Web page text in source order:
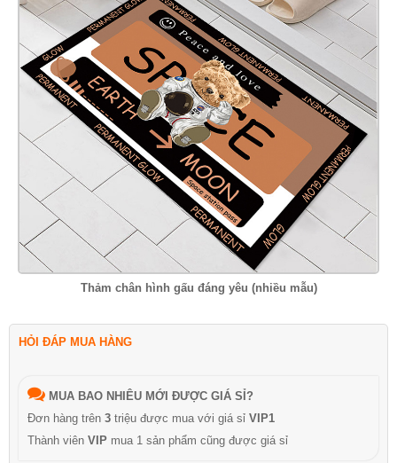
Thảm chân hình gấu đáng yêu (nhiều mẫu)
HỎI ĐÁP MUA HÀNG
MUA BAO NHIÊU MỚI ĐƯỢC GIÁ SỈ?
Đơn hàng trên 3 triệu được mua với giá sỉ VIP1
Thành viên VIP mua 1 sản phẩm cũng được giá sỉ